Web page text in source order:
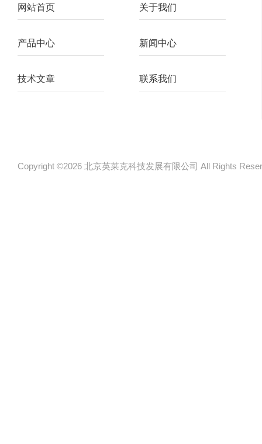
网站首页 关于我们
产品中心 新闻中心
技术文章 联系我们
Copyright ©2026 北京英莱克科技发展有限公司 All Rights